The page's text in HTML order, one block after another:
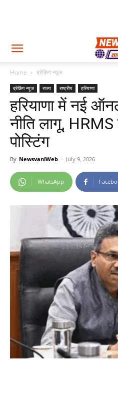
Home ब्रेकिंग न्यूज
ब्रेकिंग न्यूज राज्य राष्ट्रीय हरियाणा
हरियाणा में नई
नीति लागू,
पोस्टिंग
By NewsvaniWeb - July 9, 2026
WhatsApp